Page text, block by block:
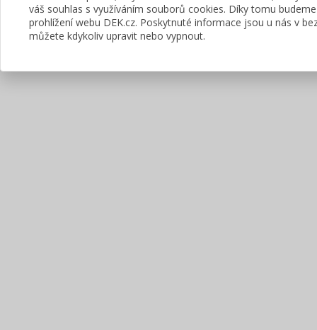
váš souhlas s využíváním souborů cookies. Díky tomu
prohlížení webu DEK.cz. Poskytnuté informace jsou u nás v
můžete kdykoliv upravit nebo vypnout.